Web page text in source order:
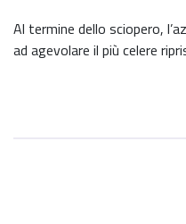
Al termine dello sciopero,
ad agevolare il più celere